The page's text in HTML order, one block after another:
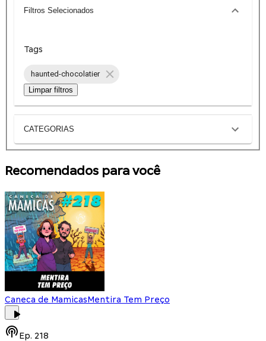
Filtros Selecionados
Tags
haunted-chocolatier
Limpar filtros
CATEGORIAS
Recomendados para você
Caneca de MamicasMentira Tem Preço
Ep. 218